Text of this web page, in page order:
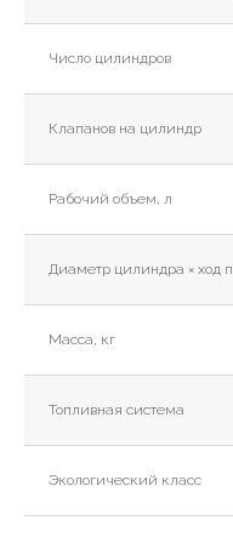
Число цилиндров
Клапанов на цилиндр
Рабочий объем, л
Диаметр цилиндра × ход
Масса, кг
Топливная система
Экологический класс